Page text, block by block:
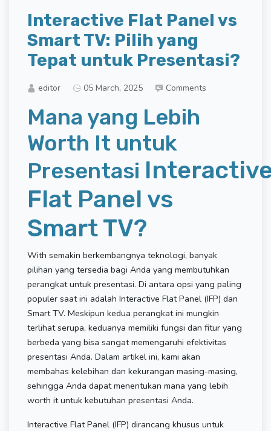
Interactive Flat Panel vs
Smart TV: Pilih yang
Tepat untuk Presentasi?
editor 05 March, 2025 Comments
Mana yang Lebih
Worth It untuk
Presentasi
Flat Panel vs
Smart TV?
With semakin berkembangnya teknologi, banyak
pilihan yang tersedia bagi Anda yang membutuhkan
perangkat untuk presentasi. Di antara opsi yang paling
populer saat ini adalah Interactive Flat Panel (IFP) dan
Smart TV. Meskipun kedua perangkat ini mungkin
terlihat serupa, keduanya memiliki fungsi dan fitur yang
berbeda yang bisa sangat memengaruhi efektivitas
presentasi Anda. Dalam artikel ini, kami akan
membahas kelebihan dan kekurangan masing-masing,
sehingga Anda dapat menentukan mana yang lebih
worth it untuk kebutuhan presentasi Anda.
Interactive Flat Panel (IFP) dirancang khusus untuk